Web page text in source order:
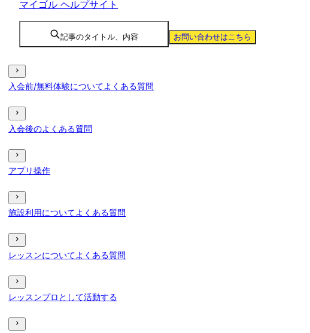
マイゴル ヘルプサイト
記事のタイトル、内容 お問い合わせはこちら
入会前/無料体験についてよくある質問
入会後のよくある質問
アプリ操作
施設利用についてよくある質問
レッスンについてよくある質問
レッスンプロとして活動する